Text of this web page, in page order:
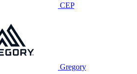
CEP
Gregory